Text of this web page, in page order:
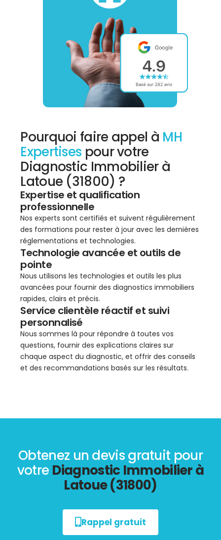
Pourquoi faire appel à MH
Expertises pour votre
Diagnostic Immobilier à
Latoue (31800) ?
Expertise et qualification
professionnelle
Nos experts sont certifiés et suivent régulièrement
des formations pour rester à jour avec les dernières
réglementations et technologies.
Technologie avancée et outils de
pointe
Nous utilisons les technologies et outils les plus
avancées pour fournir des diagnostics immobiliers
rapides, clairs et précis.
Service clientèle réactif et suivi
personnalisé
Nous sommes là pour répondre à toutes vos
questions, fournir des explications claires sur
chaque aspect du diagnostic, et offrir des conseils
et des recommandations basés sur les résultats.
Obtenez un devis gratuit pour
votre Diagnostic Immobilier à
Latoue (31800)
Rappel gratuit